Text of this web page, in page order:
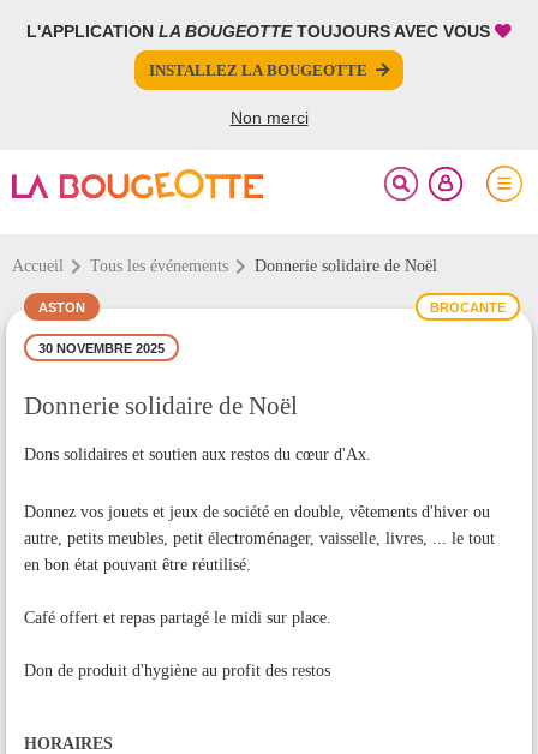
L'APPLICATION LA BOUGEOTTETOUJOURS AVEC VOUS
INSTALLEZ LA BOUGEOTTE
Non merci
Accueil Tous les événements Donnerie solidaire de Noël
BROCANTE
ASTON
30 NOVEMBRE 2025
Donnerie solidaire de Noël
Dons solidaires et soutien aux restos du cœur d'Ax.
Donnez vos jouets et jeux de société en double, vêtements d'hiver ou
autre, petits meubles, petit électroménager, vaisselle, livres, ... le tout
en bon état pouvant être réutilisé.
Café offert et repas partagé le midi sur place.
Don de produit d'hygiène au profit des restos
HORAIRES
FERMER
PARTAGER
FERMER
Votre inscription à la newsletter a été effectuée.